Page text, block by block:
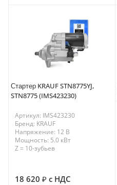
Стартер KRAUF STN8775YJ,
STN8775 (IMS423230)
Артикул: IMS423230
Бренд: KRAUF
Напряжение: 12 В
Мощность: 5.0 кВт
Z = 10-зубьев
18 620 с НДС